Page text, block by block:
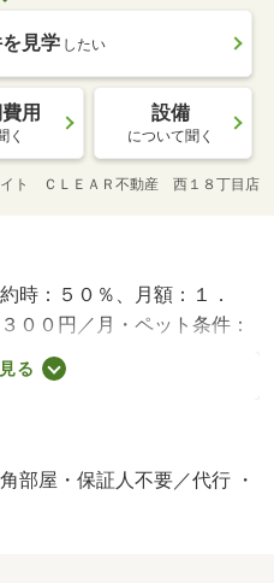
見学 したい
用
く
設備
について聞く
イト ＣＬＥＡＲ不動産 西１８丁目店
時：５０％、月額：１．
００円／月・ペット条件：
ン付き！インターネット無
インターネット掲載物件は
バイク置場：なし・駐輪
清掃 16500円
る
部屋・保証人不要／代行 ・